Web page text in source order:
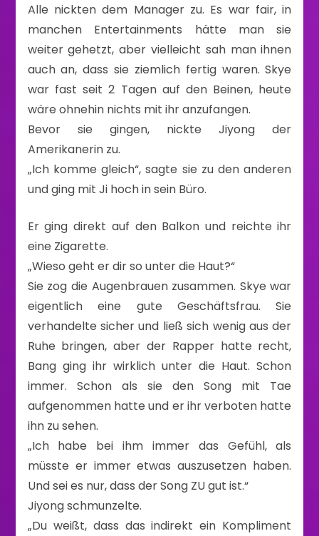
Alle nickten dem Manager zu. Es war fair, in
manchen Entertainments hätte man sie
weiter gehetzt, aber vielleicht sah man ihnen
auch an, dass sie ziemlich fertig waren. Skye
war fast seit 2 Tagen auf den Beinen, heute
wäre ohnehin nichts mit ihr anzufangen.
Bevor sie gingen, nickte Jiyong der
Amerikanerin zu.
„Ich komme gleich“, sagte sie zu den anderen
und ging mit Ji hoch in sein Büro.
Er ging direkt auf den Balkon und reichte ihr
eine Zigarette.
„Wieso geht er dir so unter die Haut?“
Sie zog die Augenbrauen zusammen. Skye war
eigentlich eine gute Geschäftsfrau. Sie
verhandelte sicher und ließ sich wenig aus der
Ruhe bringen, aber der Rapper hatte recht,
Bang ging ihr wirklich unter die Haut. Schon
immer. Schon als sie den Song mit Tae
aufgenommen hatte und er ihr verboten hatte
ihn zu sehen.
„Ich habe bei ihm immer das Gefühl, als
müsste er immer etwas auszusetzen haben.
Und sei es nur, dass der Song ZU gut ist.“
Jiyong schmunzelte.
„Du weißt, dass das indirekt ein Kompliment